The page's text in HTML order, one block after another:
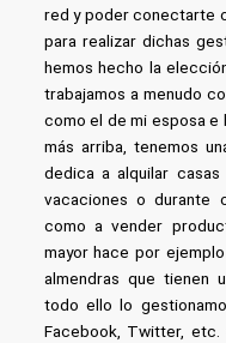
red y poder conectarte
para realizar dichas
hemos hecho la
trabajamos a menudo
como el de mi esposa e
más arriba, tenemos
dedica a alquilar
vacaciones o durante
como a vender
mayor hace por
almendras que tienen
todo ello lo
Facebook, Twitter, etc.